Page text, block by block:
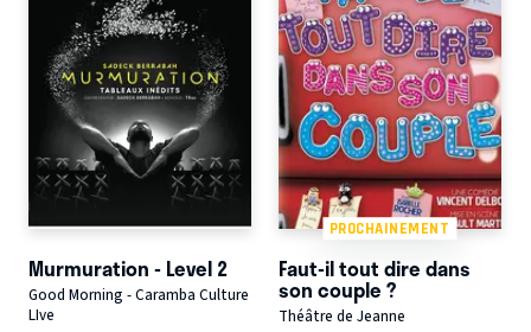
Murmuration - Level 2
Good Morning - Caramba Culture
LIve
PROCHAINEMENT
Faut-il tout dire dans
son couple ?
Théâtre de Jeanne